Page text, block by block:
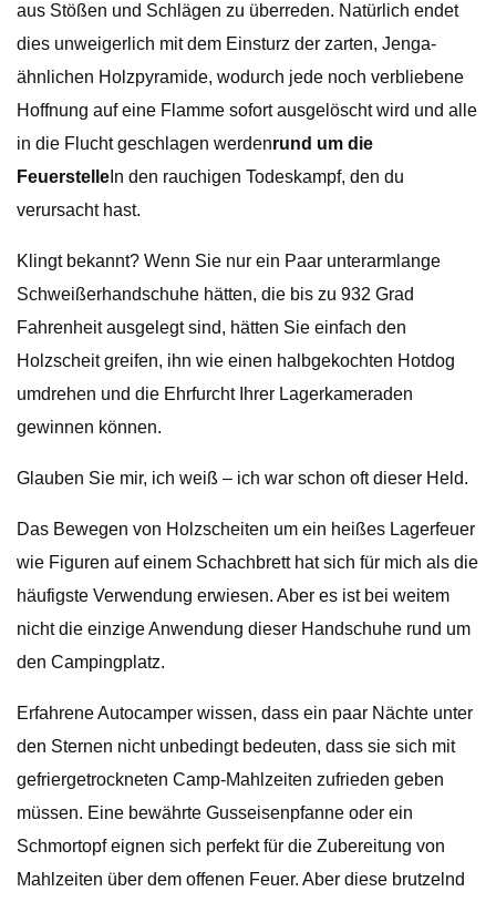
aus Stößen und Schlägen zu überreden. Natürlich endet
dies unweigerlich mit dem Einsturz der zarten, Jenga-
ähnlichen Holzpyramide, wodurch jede noch verbliebene
Hoffnung auf eine Flamme sofort ausgelöscht wird und alle
in die Flucht geschlagen werdenrund um die
Feuerstelle In den rauchigen Todeskampf, den du
verursacht hast.
Klingt bekannt? Wenn Sie nur ein Paar unterarmlange
Schweißerhandschuhe hätten, die bis zu 932 Grad
Fahrenheit ausgelegt sind, hätten Sie einfach den
Holzscheit greifen, ihn wie einen halbgekochten Hotdog
umdrehen und die Ehrfurcht Ihrer Lagerkameraden
gewinnen können.
Glauben Sie mir, ich weiß – ich war schon oft dieser Held.
Das Bewegen von Holzscheiten um ein heißes Lagerfeuer
wie Figuren auf einem Schachbrett hat sich für mich als die
häufigste Verwendung erwiesen. Aber es ist bei weitem
nicht die einzige Anwendung dieser Handschuhe rund um
den Campingplatz.
Erfahrene Autocamper wissen, dass ein paar Nächte unter
den Sternen nicht unbedingt bedeuten, dass sie sich mit
gefriergetrockneten Camp-Mahlzeiten zufrieden geben
müssen. Eine bewährte Gusseisenpfanne oder ein
Schmortopf eignen sich perfekt für die Zubereitung von
Mahlzeiten über dem offenen Feuer. Aber diese brutzelnd